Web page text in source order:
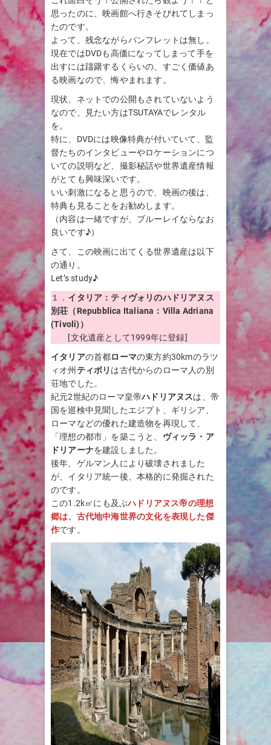
思ったのに、映画館へ行きそびれてしまっ
たのです。
よって、残念ながらパンフレットは無し。
現在ではDVDも高価になってしまって手を
出すには躊躇するくらいの、すごく価値あ
る映画なので、悔やまれます。
現状、ネットでの公開もされていないよう
なので、見たい方はTSUTAYAでレンタル
を。
特に、DVDには映像特典が付いていて、監
督たちのインタビューやロケーションにつ
いての説明など、撮影秘話や世界遺産情報
がとても興味深いです。
いい刺激になると思うので、映画の後は、
特典も見ることをお勧めします。
（内容は一緒ですが、ブルーレイならなお
良いです♪）
さて、この映画に出てくる世界遺産は以下
の通り。
Let’s study♪
１． イタリア：ティヴォリのハドリアヌス
別荘（Repubblica Italiana：Villa Adriana
(Tivoli)）
[文化遺産として1999年に登録]
イタリアの首都ローマの東方約30kmのラツ
ィオ州 ティボリ は古代からのローマ人の別
荘地でした。
紀元2世紀のローマ皇帝ハドリアヌスは、帝
国を巡検中見聞したエジプト、ギリシア、
ローマなどの優れた建造物を再現して、
「理想の都市」を築こうと、 ヴィッラ・ア
ドリアーナを建設しました。
後年、ゲルマン人により破壊されました
が、イタリア統一後、本格的に発掘された
のです。
この1.2k㎡にも及ぶハドリアヌス帝の理想
郷は、古代地中海世界の文化を表現した傑
作です。